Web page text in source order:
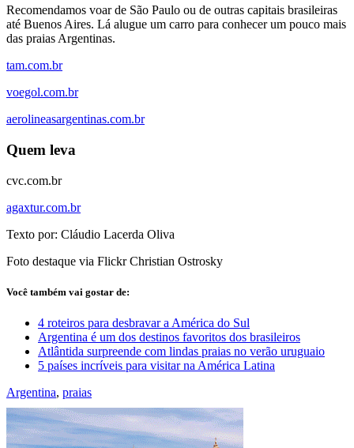
Recomendamos voar de São Paulo ou de outras capitais brasileiras
até Buenos Aires. Lá alugue um carro para conhecer um pouco mais
das praias Argentinas.
tam.com.br
voegol.com.br
aerolineasargentinas.com.br
Quem leva
cvc.com.br
agaxtur.com.br
Texto por: Cláudio Lacerda Oliva
Foto destaque via Flickr Christian Ostrosky
Você também vai gostar de:
4 roteiros para desbravar a América do Sul
Argentina é um dos destinos favoritos dos brasileiros
Atlântida surpreende com lindas praias no verão uruguaio
5 países incríveis para visitar na América Latina
Argentina, praias